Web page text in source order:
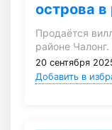
острова в
Продаётся
районе
20 сентября
Добавить в